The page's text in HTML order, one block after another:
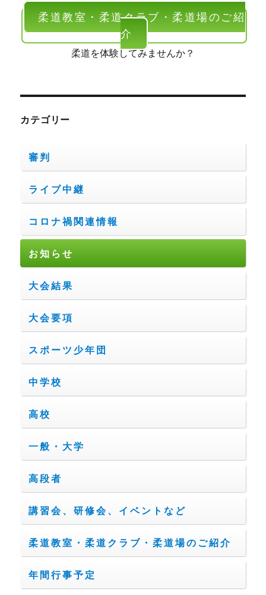
柔道教室・柔道クラブ・柔道場のご紹
介
柔道を体験してみませんか？
カテゴリー
審判
ライブ中継
コロナ禍関連情報
お知らせ
大会結果
大会要項
スポーツ少年団
中学校
高校
一般・大学
高段者
講習会、研修会、イベントなど
柔道教室・柔道クラブ・柔道場のご紹介
年間行事予定